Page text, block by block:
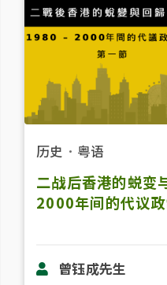
历史 ． 粤语
二战后香港的蜕变
2000年间的代议
曾钰成先生